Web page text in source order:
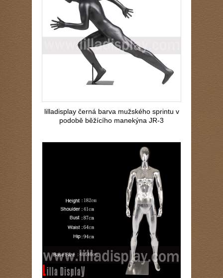
lilladisplay černá barva mužského sprintu v
podobě běžícího manekýna JR-3